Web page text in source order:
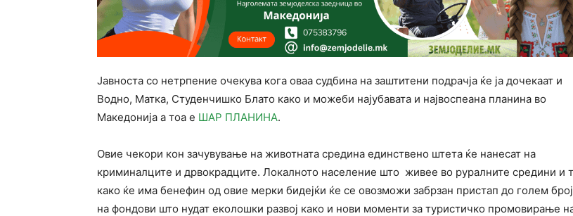
Јавноста со нетрпение очекува кога оваа судбина на заштитени подрачја ќе ја дочекаат и
Водно, Матка, Студенчишко Блато како и можеби најубавата и највоспеана планина во
Македонија а тоа е ШАР ПЛАНИНА.
Овие чекори кон зачувување на животната средина единствено штета ќе нанесат на
криминалците и дрвокрадците. Локалното население што живее во руралните средини и
како ќе има бенефин од овие мерки бидејќи ќе се овозможи забрзан пристап до голем број
на фондови што нудат еколошки развој како и нови моменти за туристичко промовирање